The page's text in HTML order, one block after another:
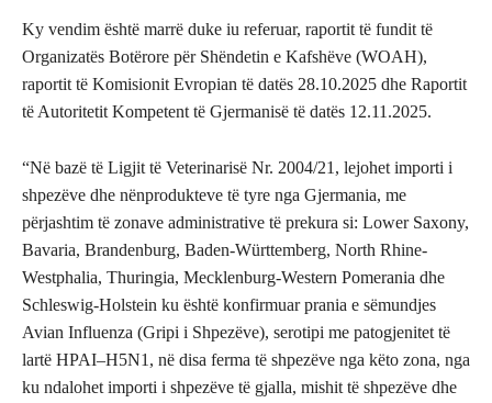
Ky vendim është marrë duke iu referuar, raportit të fundit të
Organizatës Botërore për Shëndetin e Kafshëve (WOAH),
raportit të Komisionit Evropian të datës 28.10.2025 dhe Raportit
të Autoritetit Kompetent të Gjermanisë të datës 12.11.2025.
“Në bazë të Ligjit të Veterinarisë Nr. 2004/21, lejohet importi i
shpezëve dhe nënprodukteve të tyre nga Gjermania, me
përjashtim të zonave administrative të prekura si: Lower Saxony,
Bavaria, Brandenburg, Baden-Württemberg, North Rhine-
Westphalia, Thuringia, Mecklenburg-Western Pomerania dhe
Schleswig-Holstein ku është konfirmuar prania e sëmundjes
Avian Influenza (Gripi i Shpezëve), serotipi me patogjenitet të
lartë HPAI–H5N1, në disa ferma të shpezëve nga këto zona, nga
ku ndalohet importi i shpezëve të gjalla, mishit të shpezëve dhe